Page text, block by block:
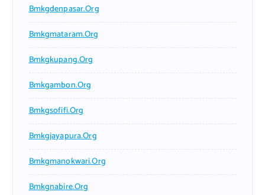
Bmkgdenpasar.org
Bmkgmataram.org
Bmkgkupang.org
Bmkgambon.org
Bmkgsofifi.org
Bmkgjayapura.org
Bmkgmanokwari.org
Bmkgnabire.org